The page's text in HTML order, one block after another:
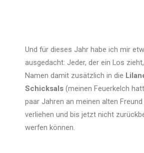
Und für dieses Jahr habe ich mir
ausgedacht: Jeder, der ein Los
Namen damit zusätzlich in die
Schicksals (meinen Feuerkelch
paar Jahren an meinen alten
verliehen und bis jetzt nicht
werfen können.